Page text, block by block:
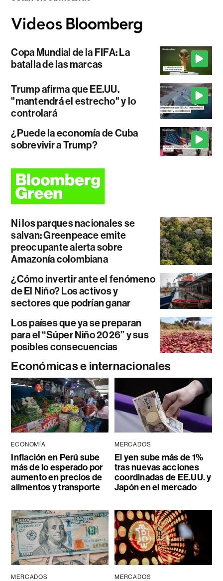
Copa Mundial de la FIFA: La
batalla de las marcas
Trump afirma que EE.UU.
"mantendrá el estrecho" y lo
controlará
¿Puede la economía de Cuba
sobrevivir a Trump?
Ni los parques nacionales se
salvan: Greenpeace emite
preocupante alerta sobre
Amazonía colombiana
¿Cómo invertir ante el fenómeno
de El Niño? Los activos y
sectores que podrían ganar
Los países que ya se preparan
para el “Súper Niño 2026” y sus
posibles consecuencias
Económicas e internacionales
ECONOMÍA
Inflación en Perú sube
más de lo esperado por
aumento en precios de
alimentos y transporte
MERCADOS
El yen sube más de 1%
tras nuevas acciones
coordinadas de EE.UU. y
Japón en el mercado
MERCADOS MERCADOS